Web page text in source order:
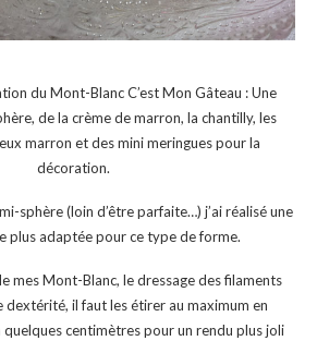
du Mont-Blanc C’est Mon Gâteau : Une
de la crème de marron, la chantilly, les
marron et des mini meringues pour la
décoration.
sphère (loin d’être parfaite…) j’ai réalisé une
plus adaptée pour ce type de forme.
mes Mont-Blanc, le dressage des filaments
dextérité, il faut les étirer au maximum en
centimètres pour un rendu plus joli